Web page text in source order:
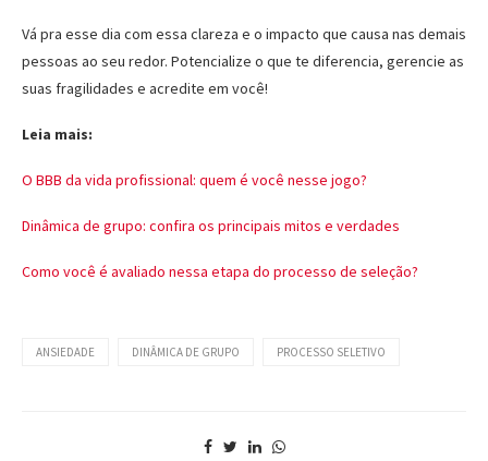
Vá pra esse dia com essa clareza e o impacto que causa nas demais
pessoas ao seu redor. Potencialize o que te diferencia, gerencie as
suas fragilidades e acredite em você!
Leia mais:
O BBB da vida profissional: quem é você nesse jogo?
Dinâmica de grupo: confira os principais mitos e verdades
Como você é avaliado nessa etapa do processo de seleção?
ANSIEDADE DINÂMICA DE GRUPO PROCESSO SELETIVO